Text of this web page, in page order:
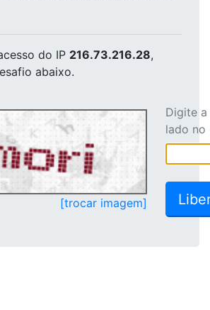
do IP 216.73.216.28,
abaixo.
[trocar imagem]
Digite
lado no